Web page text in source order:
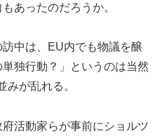
あったのだろうか。
中は、EU内でも物議を醸
独行動？」というのは当然
みが乱れる。
活動家らが事前にショルツ